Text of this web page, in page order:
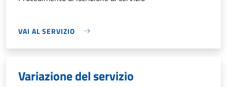
VAI AL SERVIZIO
Variazione del servizio